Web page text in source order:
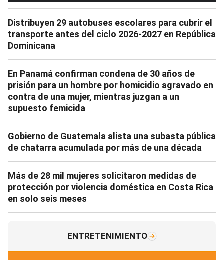
Distribuyen 29 autobuses escolares para cubrir el
transporte antes del ciclo 2026-2027 en República
Dominicana
En Panamá confirman condena de 30 años de
prisión para un hombre por homicidio agravado en
contra de una mujer, mientras juzgan a un
supuesto femicida
Gobierno de Guatemala alista una subasta pública
de chatarra acumulada por más de una década
Más de 28 mil mujeres solicitaron medidas de
protección por violencia doméstica en Costa Rica
en solo seis meses
ENTRETENIMIENTO